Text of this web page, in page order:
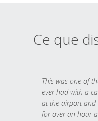
Ce que
This was one of
ever had with a
at the airport and
for over an hour